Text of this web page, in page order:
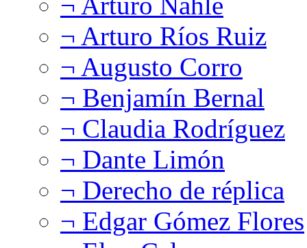
¬ Arturo Ríos Ruiz
¬ Augusto Corro
¬ Benjamín Bernal
¬ Claudia Rodríguez
¬ Dante Limón
¬ Derecho de réplica
¬ Edgar Gómez Flores